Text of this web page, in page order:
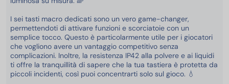
I sei tasti macro dedicati sono un vero game-changer,
permettendoti di attivare funzioni e scorciatoie con un
semplice tocco. Questo è particolarmente utile per i giocatori
che vogliono avere un vantaggio competitivo senza
complicazioni. Inoltre, la resistenza IP42 alla polvere e ai liquidi
ti offre la tranquillità di sapere che la tua tastiera è protetta da
piccoli incidenti, così puoi concentrarti solo sul gioco. 💧